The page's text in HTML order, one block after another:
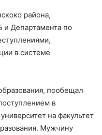
района,
и Департамента по
в системе
пообещал
в
на факультет
Мужчину